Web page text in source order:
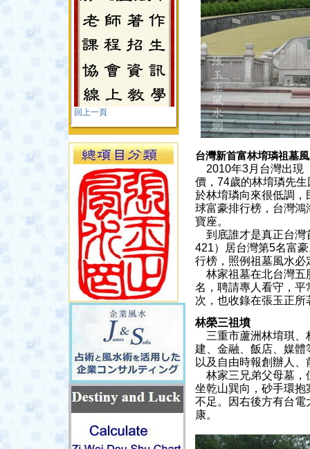
回上一頁
台灣新首富林堉璘祖墓
2010年3月台灣出現
價，74歲的林堉璘先
於林堉璘向來很低調
球富豪排行榜，台灣
寶座。
到底誰才是真正台灣
421）居台灣第5名富
行榜，照例祖墓風水必
林家祖墓在北台灣五
名，聘請專人看守，
次，也收錄在張玉正
林榮三祖墳
三重市蘆洲林堉琪、
建、金融、飯店、媒
以及自由時報創辦人
林家三兄弟父母墓，
坐乾山巽向，砂手環
不足。因右後方有台
康。